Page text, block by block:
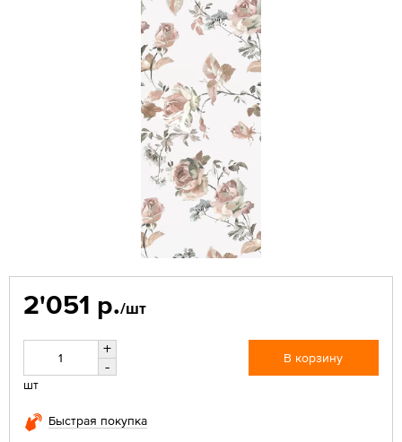
2'051 р./шт
+
-
шт
В корзину
Быстрая покупка